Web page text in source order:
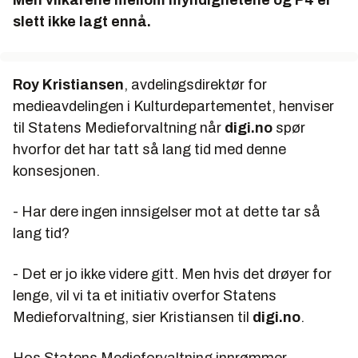
slett ikke lagt ennå.
Roy Kristiansen, avdelingsdirektør for
medieavdelingen i Kulturdepartementet, henviser
til Statens Medieforvaltning når digi.no spør
hvorfor det har tatt så lang tid med denne
konsesjonen.
- Har dere ingen innsigelser mot at dette tar så
lang tid?
- Det er jo ikke videre gitt. Men hvis det drøyer for
lenge, vil vi ta et initiativ overfor Statens
Medieforvaltning, sier Kristiansen til digi.no.